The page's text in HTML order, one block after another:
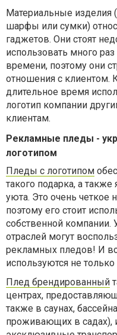
Материальные изделия
шарфы или сумки)
гаджетов. Они стоят
использовать много
времени, поэтому они
отношения с клиентом.
длительное время
логотип компании
клиентам.
Рекламные пледы -
логотипом
Пледы с логотипом
такого подарка, а
уюта. Это очень четкое
поэтому его стоит
собственной компании.
отраслей могут
рекламных пледов! И
используются не
Плед брендированный
центрах,
также в саунах,
проживающих в садах),